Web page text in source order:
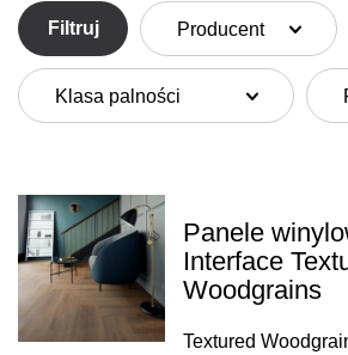
Filtruj Producent
Klasa palności
Panele
Interface
Woodgrains
Textured